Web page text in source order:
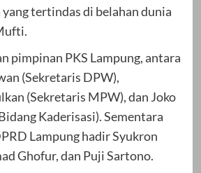
tertindas di belahan dunia
pimpinan PKS Lampung, antara
(Sekretaris DPW),
(Sekretaris MPW), dan Joko
Kaderisasi). Sementara
Lampung hadir Syukron
Ghofur, dan Puji Sartono.